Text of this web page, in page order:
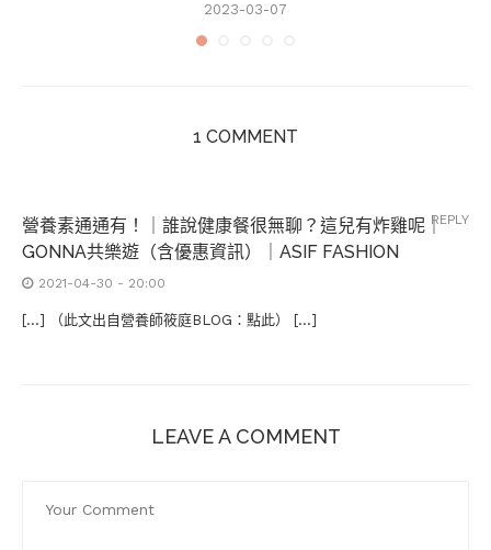
2023-03-07
1 COMMENT
營養素通通有！｜誰說健康餐很無聊？這兒有炸雞呢｜
GONNA共樂遊（含優惠資訊）｜ASIF FASHION
2021-04-30 - 20:00
[…] （此文出自營養師筱庭BLOG：點此） […]
REPLY
LEAVE A COMMENT